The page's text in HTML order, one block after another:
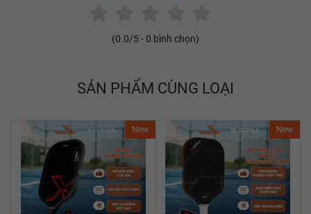
(0.0/5 - 0 bình chọn)
SẢN PHẨM CÙNG LOẠI
New New